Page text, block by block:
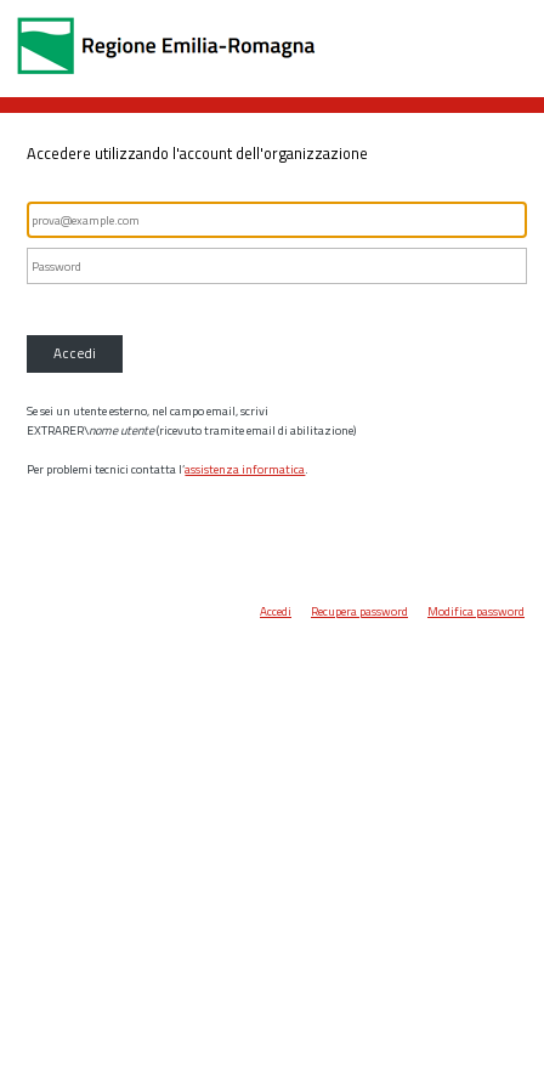
Accedere utilizzando l'account dell'organizzazione
Accedi
Se sei un utente esterno, nel campo email, scrivi
EXTRARER\nome utente(ricevuto tramite email di abilitazione)
Per problemi tecnici contatta l’assistenza informatica.
Accedi Recupera password Modifica password